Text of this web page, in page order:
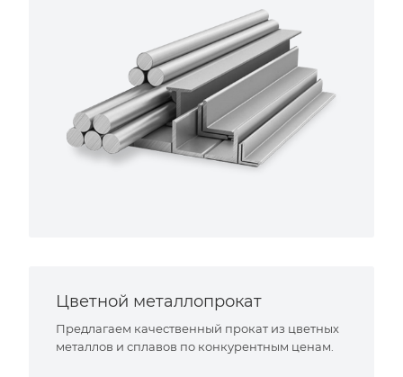
Цветной металлопрокат
Предлагаем качественный прокат из цветных
металлов и сплавов по конкурентным ценам.